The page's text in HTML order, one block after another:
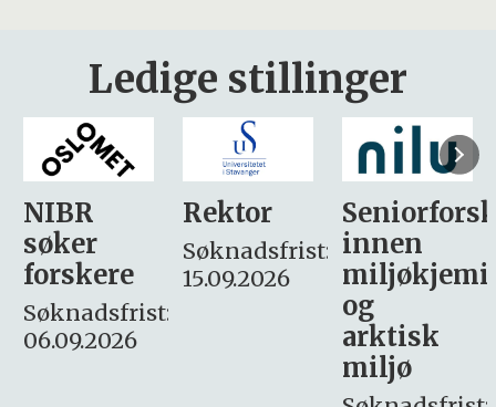
Ledige stillinger
Rektor
Søknadsfrist:
15.09.2026
Seniorforsker
innen
miljøkjemi
søker
– fast
Søknadsfrist:
16. august.